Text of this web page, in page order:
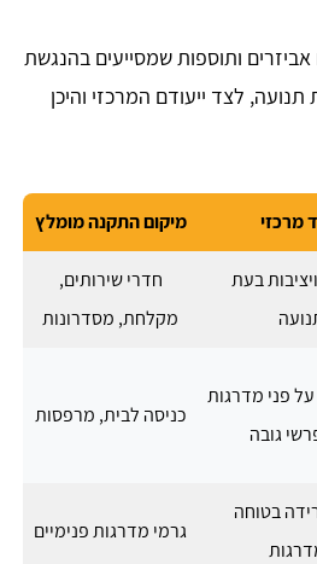
ותוספות שמסייעים בהנגשת
לצד ייעודם המרכזי והיכן
מרכזי מיקום התקנה מומלץ
בעת
חדרי שירותים,
מקלחת, מסדרונות
פני מדרגות
גובה
כניסה לבית, מרפסות
בטוחה
גרמי מדרגות פנימיים